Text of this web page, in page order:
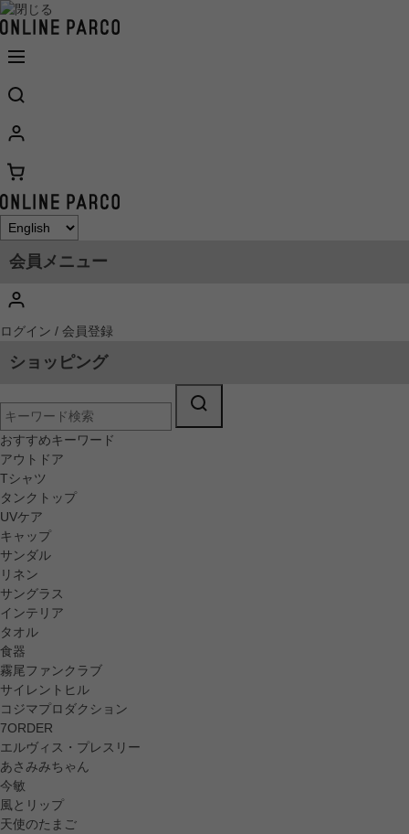
会員メニュー
ログイン / 会員登録
ショッピング
おすすめキーワード
アウトドア
Tシャツ
タンクトップ
UVケア
キャップ
サンダル
リネン
サングラス
インテリア
タオル
食器
霧尾ファンクラブ
サイレントヒル
コジマプロダクション
7ORDER
エルヴィス・プレスリー
あさみみちゃん
今敏
風とリップ
天使のたまご